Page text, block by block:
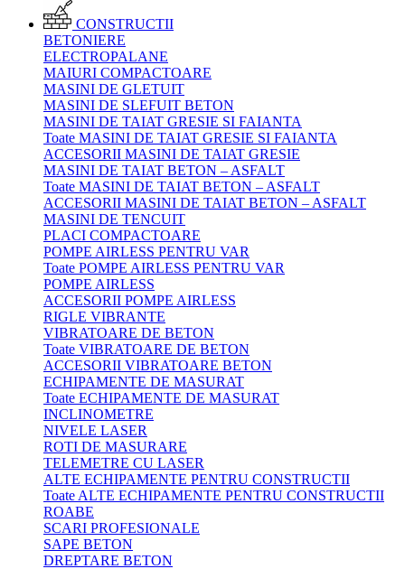
CONSTRUCTII
BETONIERE
ELECTROPALANE
MAIURI COMPACTOARE
MASINI DE GLETUIT
MASINI DE SLEFUIT BETON
MASINI DE TAIAT GRESIE SI FAIANTA
Toate MASINI DE TAIAT GRESIE SI FAIANTA
ACCESORII MASINI DE TAIAT GRESIE
MASINI DE TAIAT BETON – ASFALT
Toate MASINI DE TAIAT BETON – ASFALT
ACCESORII MASINI DE TAIAT BETON – ASFALT
MASINI DE TENCUIT
PLACI COMPACTOARE
POMPE AIRLESS PENTRU VAR
Toate POMPE AIRLESS PENTRU VAR
POMPE AIRLESS
ACCESORII POMPE AIRLESS
RIGLE VIBRANTE
VIBRATOARE DE BETON
Toate VIBRATOARE DE BETON
ACCESORII VIBRATOARE BETON
ECHIPAMENTE DE MASURAT
Toate ECHIPAMENTE DE MASURAT
INCLINOMETRE
NIVELE LASER
ROTI DE MASURARE
TELEMETRE CU LASER
ALTE ECHIPAMENTE PENTRU CONSTRUCTII
Toate ALTE ECHIPAMENTE PENTRU CONSTRUCTII
ROABE
SCARI PROFESIONALE
SAPE BETON
DREPTARE BETON